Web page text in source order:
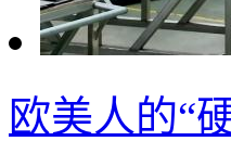
欧美人的“